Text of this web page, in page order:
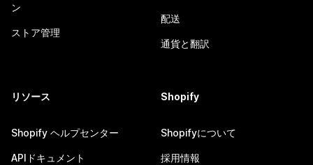
ン
ストア管理
配送
通貨と翻訳
リソース
Shopify ヘルプセンター
APIドキュメント
Shopify
Shopifyについて
採用情報